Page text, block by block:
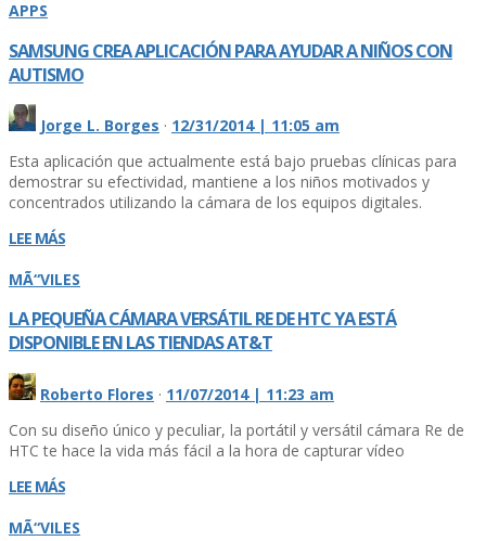
APPS
SAMSUNG CREA APLICACIÓN PARA AYUDAR A NIÑOS CON
AUTISMO
Jorge L. Borges · 12/31/2014 | 11:05 am
Esta aplicación que actualmente está bajo pruebas clí­nicas para
demostrar su efectividad, mantiene a los niños motivados y
concentrados utilizando la cámara de los equipos digitales.
LEE MÁS
MÃ“VILES
LA PEQUEÑA CÁMARA VERSÁTIL RE DE HTC YA ESTÁ
DISPONIBLE EN LAS TIENDAS AT&T
Roberto Flores · 11/07/2014 | 11:23 am
Con su diseño único y peculiar, la portátil y versátil cámara Re de
HTC te hace la vida más fácil a la hora de capturar ví­deo
LEE MÁS
MÃ“VILES